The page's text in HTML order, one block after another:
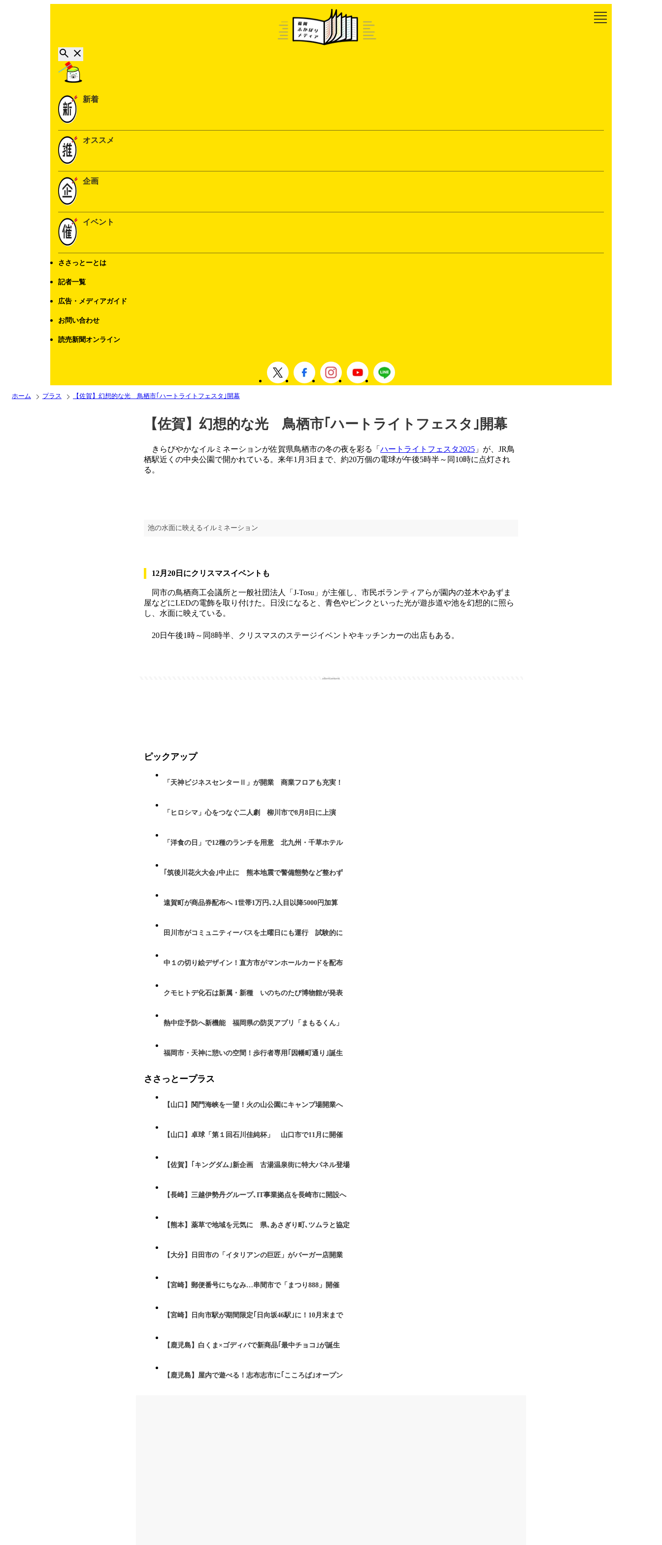
新着
オススメ
企画
イベント
ささっとーとは
記者一覧
広告・メディアガイド
お問い合わせ
読売新聞オンライン
ホーム プラス 【佐賀】幻想的な光 鳥栖市｢ハートライトフェスタ｣開幕
【佐賀】幻想的な光 鳥栖市｢ハートライトフェスタ｣開幕
きらびやかなイルミネーションが佐賀県鳥栖市の冬の夜を彩る「 ハートライトフェスタ2025 」が、JR鳥
栖駅近くの中央公園で開かれている。来年1月3日まで、約20万個の電球が午後5時半～同10時に点灯され
る。
池の水面に映えるイルミネーション
12月20日にクリスマスイベントも
同市の鳥栖商工会議所と一般社団法人「J-Tosu」が主催し、市民ボランティアらが園内の並木やあずま
屋などにLEDの電飾を取り付けた。日没になると、青色やピンクといった光が遊歩道や池を幻想的に照ら
し、水面に映えている。
20日午後1時～同8時半、クリスマスのステージイベントやキッチンカーの出店もある。
advertisement
ピックアップ
「天神ビジネスセンターⅡ」が開業 商業フロアも充実！
「ヒロシマ」心をつなぐ二人劇 柳川市で8月8日に上演
「洋食の日」で12種のランチを用意 北九州・千草ホテル
｢筑後川花火大会｣中止に 熊本地震で警備態勢など整わず
遠賀町が商品券配布へ 1世帯1万円､2人目以降5000円加算
田川市がコミュニティーバスを土曜日にも運行 試験的に
中１の切り絵デザイン！直方市がマンホールカードを配布
クモヒトデ化石は新属・新種 いのちのたび博物館が発表
熱中症予防へ新機能 福岡県の防災アプリ「まもるくん」
福岡市・天神に憩いの空間！歩行者専用｢因幡町通り｣誕生
ささっとープラス
【山口】関門海峡を一望！火の山公園にキャンプ場開業へ
【山口】卓球「第１回石川佳純杯」 山口市で11月に開催
【佐賀】｢キングダム｣新企画 古湯温泉街に特大パネル登場
【長崎】三越伊勢丹グループ､IT事業拠点を長崎市に開設へ
【熊本】薬草で地域を元気に 県､あさぎり町､ツムラと協定
【大分】日田市の「イタリアンの巨匠」がバーガー店開業
【宮崎】郵便番号にちなみ…串間市で「まつり888」開催
【宮崎】日向市駅が期間限定｢日向坂46駅｣に！10月末まで
【鹿児島】白くま×ゴディバで新商品｢最中チョコ｣が誕生
【鹿児島】屋内で遊べる！志布志市に｢こころば｣オープン